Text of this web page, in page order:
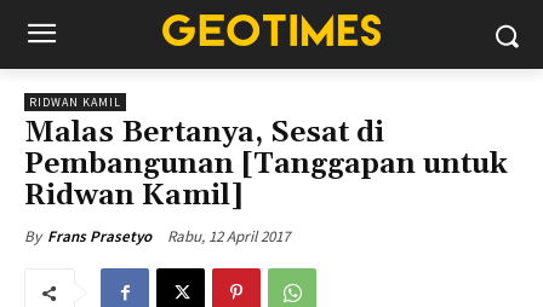
RIDWAN KAMIL
Malas Bertanya, Sesat di
Pembangunan [Tanggapan untuk
Ridwan Kamil]
By Frans Prasetyo Rabu, 12 April 2017